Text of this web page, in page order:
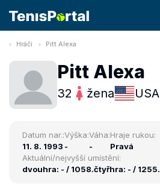
Hráči Pitt Alexa
Pitt Alexa
32 žena USA
Datum nar.:
11. 8. 1993
Výška:
-
Váha:
-
Hraje rukou:
Pravá
Aktuální/nejvyšší umístění:
dvouhra: - / 1058.čtyřhra: - / 1255.